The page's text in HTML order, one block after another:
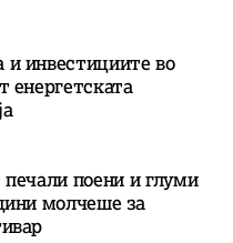
и инвестициите во
енергетската
поени и глуми
молчеше за